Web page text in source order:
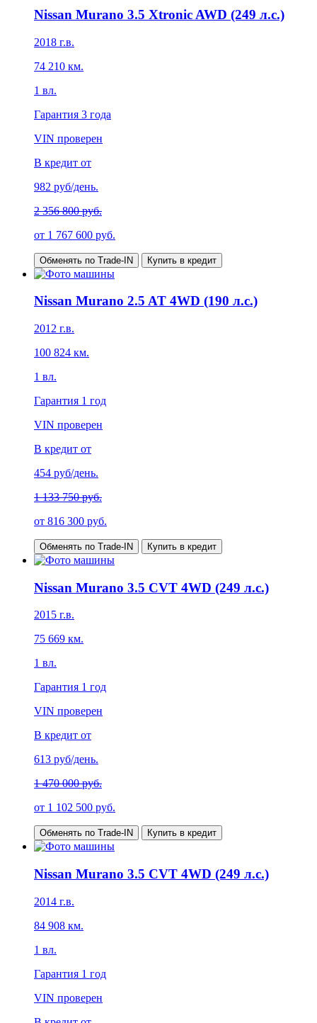
Nissan Murano 3.5 Xtronic AWD (249 л.с.)
2018 г.в.
74 210 км.
1 вл.
Гарантия 3 года
VIN проверен
В кредит от
982 руб/день.
2 356 800 руб.
от 1 767 600 руб.
Обменять по Trade-IN Купить в кредит
Nissan Murano 2.5 AT 4WD (190 л.с.)
2012 г.в.
100 824 км.
1 вл.
Гарантия 1 год
VIN проверен
В кредит от
454 руб/день.
1 133 750 руб.
от 816 300 руб.
Обменять по Trade-IN Купить в кредит
Nissan Murano 3.5 CVT 4WD (249 л.с.)
2015 г.в.
75 669 км.
1 вл.
Гарантия 1 год
VIN проверен
В кредит от
613 руб/день.
1 470 000 руб.
от 1 102 500 руб.
Обменять по Trade-IN Купить в кредит
Nissan Murano 3.5 CVT 4WD (249 л.с.)
2014 г.в.
84 908 км.
1 вл.
Гарантия 1 год
VIN проверен